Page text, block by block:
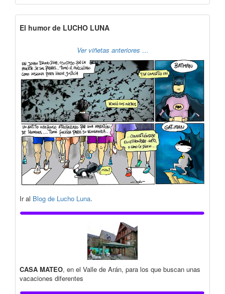
El humor de LUCHO LUNA
Ver viñetas anteriores …
Ir al Blog de Lucho Luna.
CASA MATEO, en el Valle de Arán, para los que buscan unas
vacaciones diferentes